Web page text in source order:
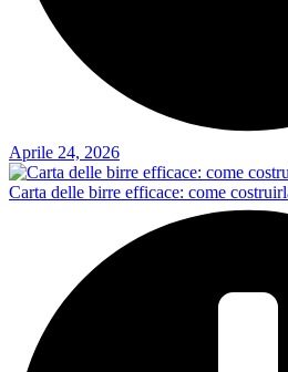
Aprile 24, 2026
Carta delle birre efficace: come